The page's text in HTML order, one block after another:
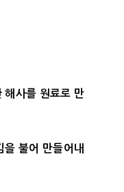
해사를 원료로 만
을 불어 만들어내